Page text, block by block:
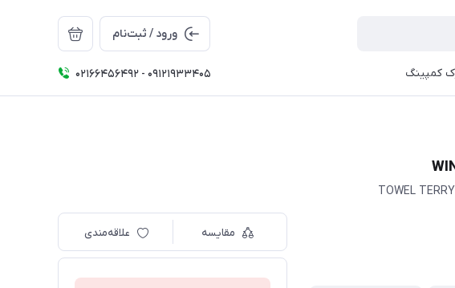
ورود / ثبت‌نام
کمپینگ 02166456492 - 09121933405
TOWEL
مقایسه علاقه‌مندی